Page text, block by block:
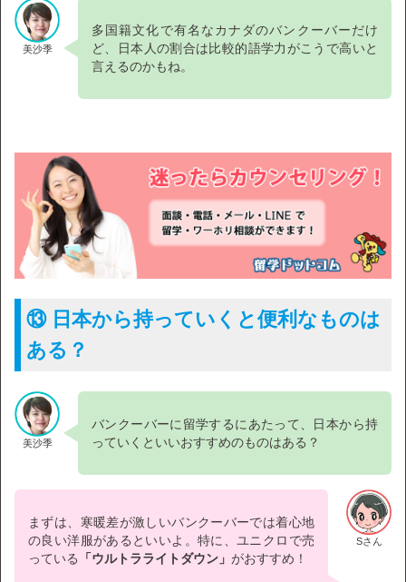
美沙季
多国籍文化で有名なカナダのバンクーバーだけ
ど、日本人の割合は比較的語学力がこうで高いと
言えるのかもね。
⑬ 日本から持っていくと便利なものは
ある？
美沙季
バンクーバーに留学するにあたって、日本から持
っていくといいおすすめのものはある？
Sさん
まずは、寒暖差が激しいバンクーバーでは着心地
の良い洋服があるといいよ。特に、ユニクロで売
っている
「ウルトラライトダウン」 がおすすめ！